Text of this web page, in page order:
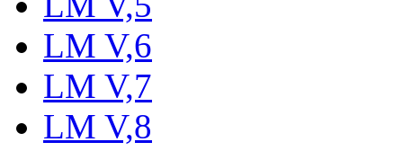
LM V,6
LM V,7
LM V,8